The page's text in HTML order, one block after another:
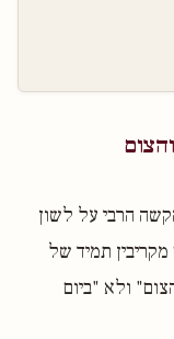
הרבי על לשון
תמיד של
ולא "ביום